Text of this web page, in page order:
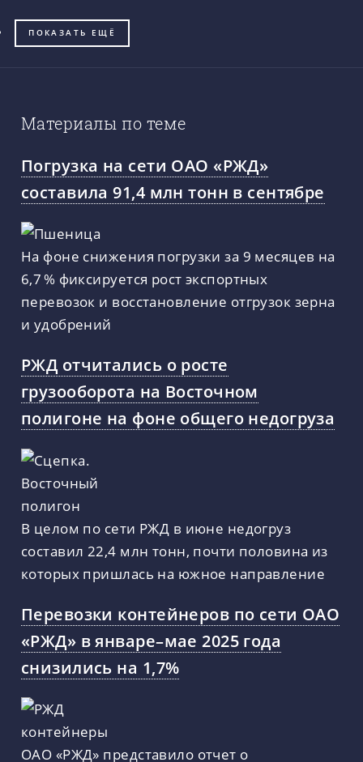
ПОКАЗАТЬ ЕЩЁ
Материалы по теме
Погрузка на сети ОАО «РЖД»
составила 91,4 млн тонн в сентябре
На фоне снижения погрузки за 9 месяцев на
6,7 % фиксируется рост экспортных
перевозок и восстановление отгрузок зерна
и удобрений
РЖД отчитались о росте
грузооборота на Восточном
полигоне на фоне общего недогруза
В целом по сети РЖД в июне недогруз
составил 22,4 млн тонн, почти половина из
которых пришлась на южное направление
Перевозки контейнеров по сети ОАО
«РЖД» в январе–мае 2025 года
снизились на 1,7%
ОАО «РЖД» представило отчет о